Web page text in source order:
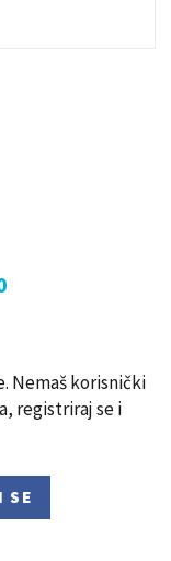
Nemaš korisnički
registriraj se i
SE